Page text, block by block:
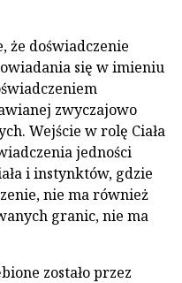
że doświadczenie
się w imieniu
zwyczajowo
Wejście w rolę Ciała
jedności
i instynktów, gdzie
nie ma również
granic, nie ma
zostało przez